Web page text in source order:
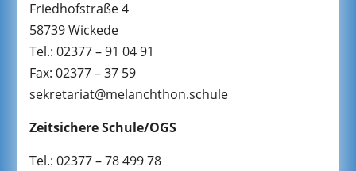
Friedhofstraße 4
58739 Wickede
Tel.: 02377 – 91 04 91
Fax: 02377 – 37 59
sekretariat@melanchthon.schule
Zeitsichere Schule/OGS
Tel.: 02377 – 78 499 78